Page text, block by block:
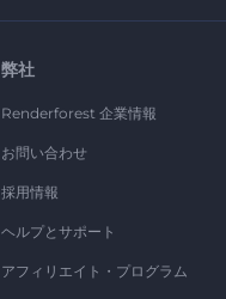
弊社
Renderforest 企業情報
お問い合わせ
採用情報
ヘルプとサポート
アフィリエイト・プログラム